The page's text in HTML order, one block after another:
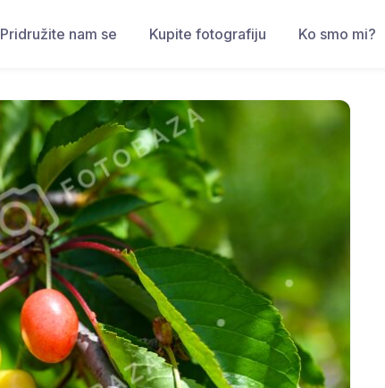
Pridružite nam se Kupite fotografiju Ko smo mi?